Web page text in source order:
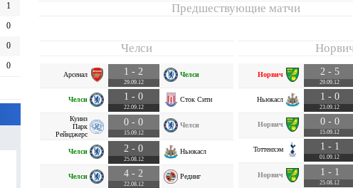
1
0
0
0
Предшествующие матчи
Челси
Арсенал 1 - 2
29.09.12
Челси
Челси 1 - 0
22.09.12
Сток Сити
Куинз
Парк
Рейнджерс
0 - 0
15.09.12
Челси
Челси 2 - 0
25.08.12
Ньюкасл
Челси 4 - 2
22.08.12
Рединг
Норвич 2 - 5
29.09.12
Ньюкасл 1 - 0
23.09.12
Норвич 0 - 0
15.09.12
Тоттенхэм 1 - 1
01.09.12
Норвич 1 - 1
25.08.12